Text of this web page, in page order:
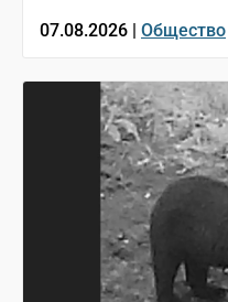
07.08.2026 | Общество